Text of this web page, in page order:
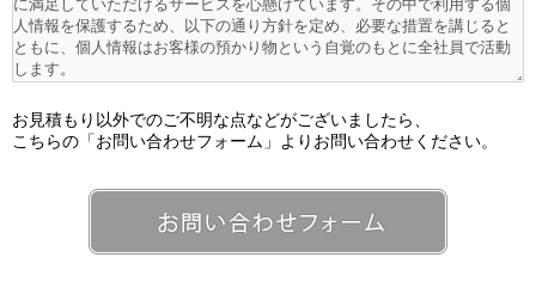
お見積もり以外でのご不明な点などがございましたら、
こちらの「お問い合わせフォーム」よりお問い合わせください。